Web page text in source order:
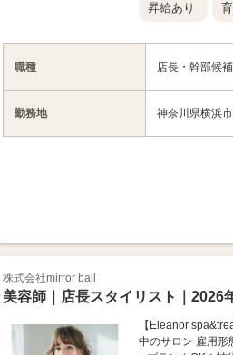
昇給あり
職種 店長・幹部候補
勤務地 神奈川県横浜
株式会社mirror ball
美容師｜店長スタイリスト｜2026
【Eleanor
中のサロン 雇用形